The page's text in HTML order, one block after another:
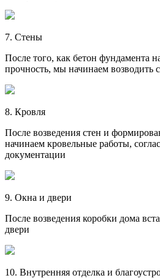
7. Стены
После того, как бетон фундамента
прочность, мы начинаем возводить
8. Кровля
После возведения стен и
начинаем кровельные работы,
документации
9. Окна и двери
После возведения коробки дома
двери
10. Внутренняя отделка и